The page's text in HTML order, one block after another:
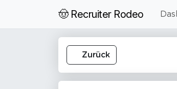
🤠 Recruiter Rodeo
Zurück